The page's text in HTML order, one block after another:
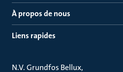
À propos de nous
Liens rapides
N.V. Grundfos Bellux